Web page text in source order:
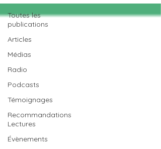
Toutes les
publications
Articles
Médias
Radio
Podcasts
Témoignages
Recommandations
Lectures
Évènements